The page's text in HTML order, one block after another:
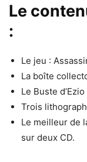
Le
:
Le jeu :
La boîte
Le Buste
Trois
Le meilleur de
sur deux CD.